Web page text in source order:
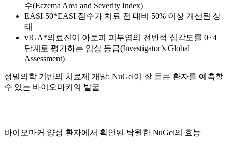
수(Eczema Area and Severity Index)
EASI-50*EASI 점수가 치료 전 대비 50% 이상 개선된 상
태
vIGA*의료진이 아토피 피부염의 전반적 심각도를 0~4
단계로 평가하는 임상 등급(Investigator’s Global
Assessment)
정밀의학 기반의 치료제 개발: NuGel이 잘 듣는 환자를 예측할
수 있는 바이오마커의 발굴
바이오마커 양성 환자에서 확인된 탁월한 NuGel의 효능